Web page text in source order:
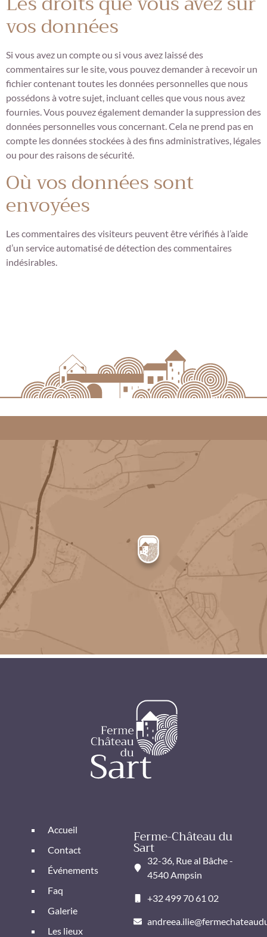
vos données
Si vous avez un compte ou si vous avez laissé des
commentaires sur le site, vous pouvez demander à recevoir un
fichier contenant toutes les données personnelles que nous
possédons à votre sujet, incluant celles que vous nous avez
fournies. Vous pouvez également demander la suppression des
données personnelles vous concernant. Cela ne prend pas en
compte les données stockées à des fins administratives, légales
ou pour des raisons de sécurité.
Où vos données sont
envoyées
Les commentaires des visiteurs peuvent être vérifiés à l’aide
d’un service automatisé de détection des commentaires
indésirables.
Ferme-Château du
Sart
32-36, Rue al Bâche -
4540 Ampsin
+32 499 70 61 02
Accueil
Contact
Événements
Faq
Galerie
Les lieux